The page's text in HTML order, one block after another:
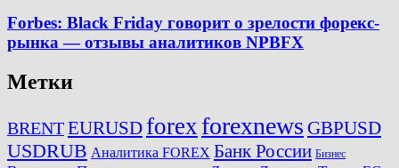
Forbes: Black Friday говорит о зрелости форекс-
рынка — отзывы аналитиков NPBFX
Метки
BRENTEURUSD forex forexnews GBPUSD
USDRUB Аналитика FOREX Банк России Бизнес